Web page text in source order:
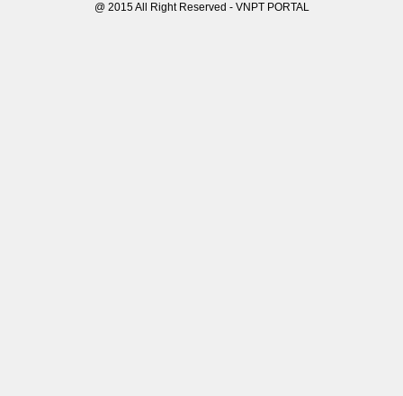
@ 2015 All Right Reserved - VNPT PORTAL